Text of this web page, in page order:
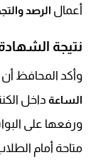
أعمال الرصد
نتيجة الشهادة
وأكد المحافظ أن
الساعةداخل
ورفعها على
متاحة أمام